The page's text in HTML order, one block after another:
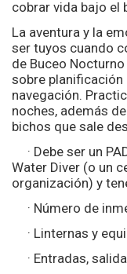
cobrar vida bajo el
La aventura y la
ser tuyos cuando
de Buceo
sobre planificación
navegación.
noches, además
bichos que sale
· Debe ser un
Water Diver (o un
organización) y
· Número de
· Linternas y
· Entradas,